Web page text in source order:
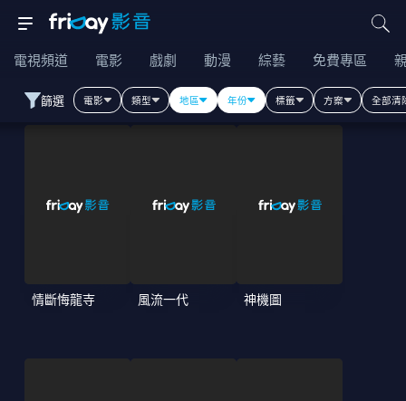
電視頻道 電影 戲劇 動漫 綜藝 免費專區
篩選 電影 類型 地區 年份 標籤 方案 全部清
情斷悔龍寺 風流一代 神機圖